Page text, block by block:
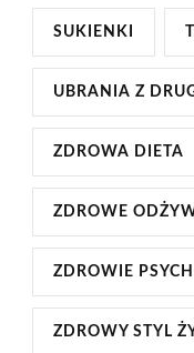
SUKIENKI
UBRANIA Z
ZDROWA DIETA
ZDROWE
ZDROWIE
ZDROWY STYL